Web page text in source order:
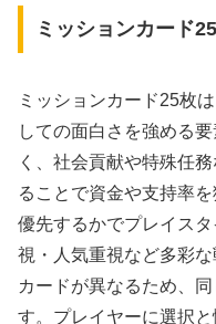
ミッションカード
ミッションカード25枚
しての面白さを強める
く、社会貢献や特殊任
ることで資金や支持率
優先するかでプレイス
視・人気重視など多彩
カードが異なるため、
す。プレイヤーに選択